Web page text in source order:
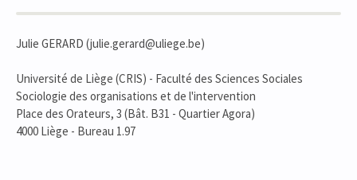
Julie GERARD (julie.gerard@uliege.be)
Université de Liège (CRIS) - Faculté des Sciences Sociales
Sociologie des organisations et de l'intervention
Place des Orateurs, 3 (Bât. B31 - Quartier Agora)
4000 Liège - Bureau 1.97